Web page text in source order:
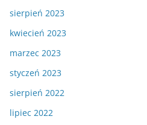
sierpień 2023
kwiecień 2023
marzec 2023
styczeń 2023
sierpień 2022
lipiec 2022